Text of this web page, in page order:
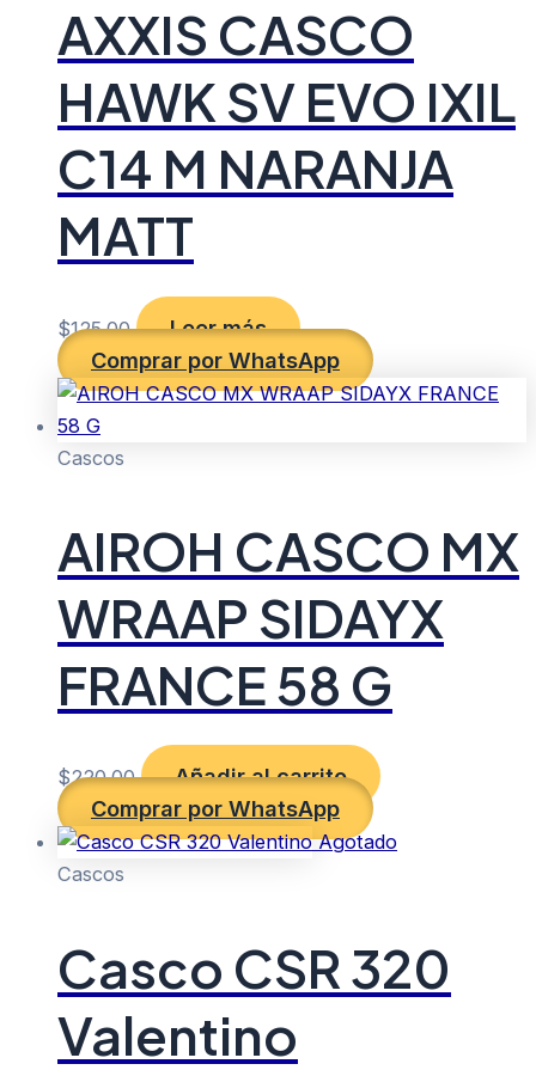
AXXIS CASCO
HAWK SV EVO IXIL
C14 M NARANJA
MATT
$125.00
Leer más
Comprar por WhatsApp
Cascos
AIROH CASCO MX
WRAAP SIDAYX
FRANCE 58 G
$220.00
Añadir al carrito
Comprar por WhatsApp
Agotado
Cascos
Casco CSR 320
Valentino